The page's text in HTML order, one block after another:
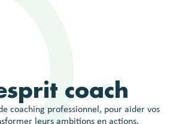
coach
coaching professionnel, pour aider vos
leurs ambitions en actions.